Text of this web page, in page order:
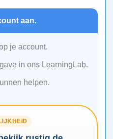
aan.
je account.
in ons LearningLab.
helpen.